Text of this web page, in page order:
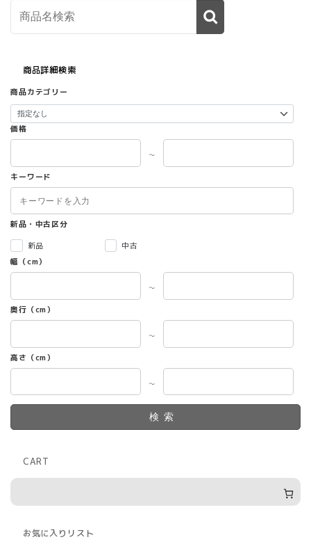
商品詳細検索
商品カテゴリー
価格
～
キーワード
新品・中古区分
新品
中古
幅（cm）
～
奥行（cm）
～
高さ（cm）
～
検索
CART
お気に入りリスト